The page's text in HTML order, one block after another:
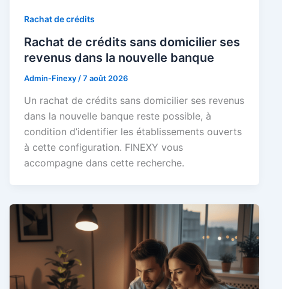
Rachat de crédits
Rachat de crédits sans domicilier ses
revenus dans la nouvelle banque
Admin-Finexy /7 août 2026
Un rachat de crédits sans domicilier ses revenus
dans la nouvelle banque reste possible, à
condition d’identifier les établissements ouverts
à cette configuration. FINEXY vous
accompagne dans cette recherche.